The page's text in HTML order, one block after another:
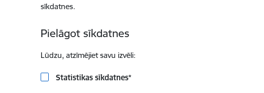
sīkdatnes.
Pielāgot sīkdatnes
Lūdzu, atzīmējiet savu izvēli:
Statistikas sīkdatnes*